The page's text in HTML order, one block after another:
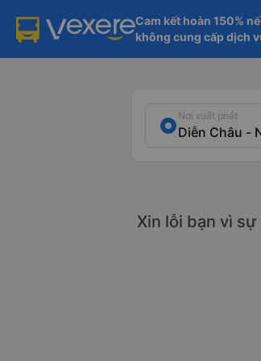
Cam kết hoàn 150%
không cung cấp dịch
Nơi xuất phát
Xin lỗi bạn vì